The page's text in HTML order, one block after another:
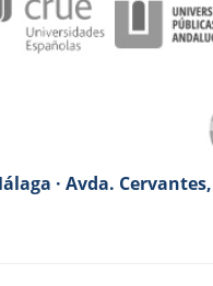
· Avda. Cervantes,